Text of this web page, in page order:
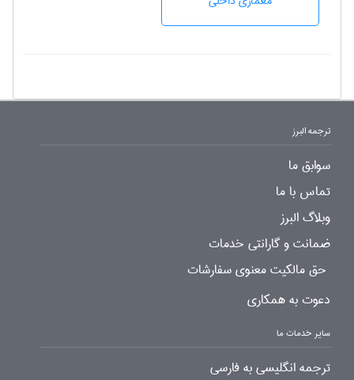
ترجمه البرز
سوابق ما
تماس با ما
وبلاگ البرز
ضمانت و گارانتی خدمات
حق مالکیت معنوی سفارشات
دعوت به همکاری
سایر خدمات ما
ترجمه انگلیسی به فارسی